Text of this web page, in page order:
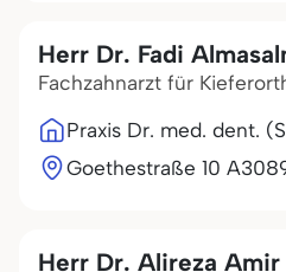
Herr Dr. Fadi
Fachzahnarzt für
Praxis Dr. med. dent.
Goethestraße 10 A
Herr Dr. Alireza Amir